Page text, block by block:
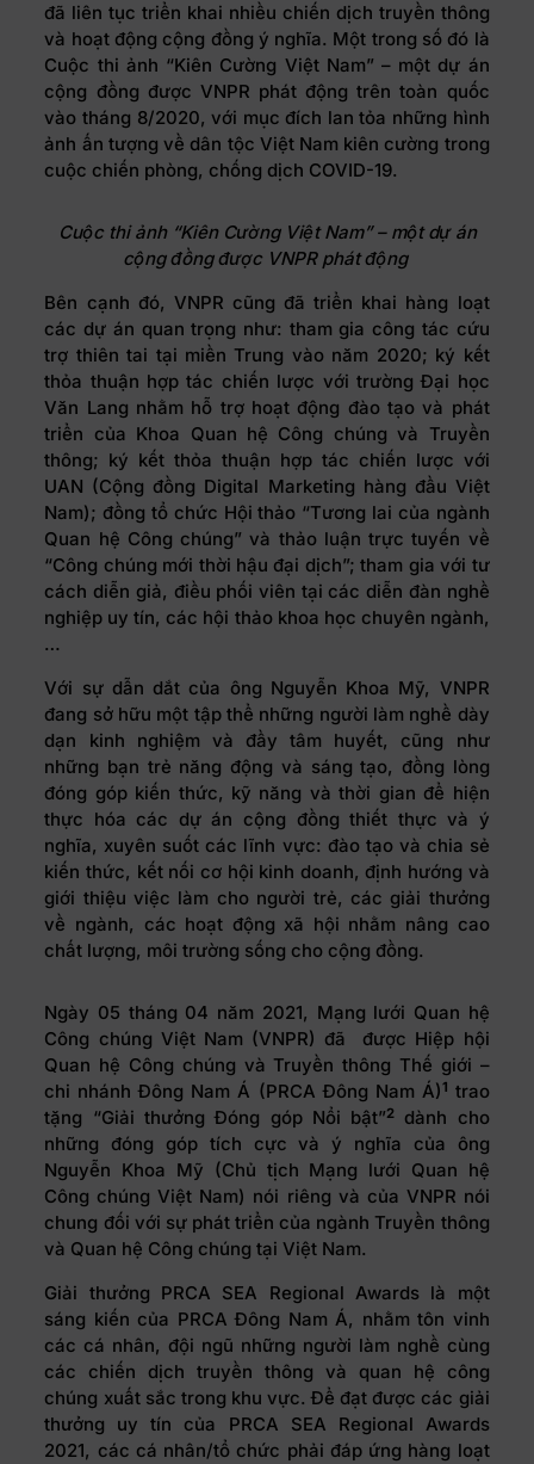
đã liên tục triển khai nhiều chiến dịch truyền thông
và hoạt động cộng đồng ý nghĩa. Một trong số đó là
Cuộc thi ảnh “Kiên Cường Việt Nam” – một dự án
cộng đồng được VNPR phát động trên toàn quốc
vào tháng 8/2020, với mục đích lan tỏa những hình
ảnh ấn tượng về dân tộc Việt Nam kiên cường trong
cuộc chiến phòng, chống dịch COVID-19.
Cuộc thi ảnh “Kiên Cường Việt Nam” – một dự án
cộng đồng được VNPR phát động
Bên cạnh đó, VNPR cũng đã triển khai hàng loạt
các dự án quan trọng như: tham gia công tác cứu
trợ thiên tai tại miền Trung vào năm 2020; ký kết
thỏa thuận hợp tác chiến lược với trường Đại học
Văn Lang nhằm hỗ trợ hoạt động đào tạo và phát
triển của Khoa Quan hệ Công chúng và Truyền
thông; ký kết thỏa thuận hợp tác chiến lược với
UAN (Cộng đồng Digital Marketing hàng đầu Việt
Nam); đồng tổ chức Hội thảo “Tương lai của ngành
Quan hệ Công chúng” và thảo luận trực tuyến về
“Công chúng mới thời hậu đại dịch”; tham gia với tư
cách diễn giả, điều phối viên tại các diễn đàn nghề
nghiệp uy tín, các hội thảo khoa học chuyên ngành,
…
Với sự dẫn dắt của ông Nguyễn Khoa Mỹ, VNPR
đang sở hữu một tập thể những người làm nghề dày
dạn kinh nghiệm và đầy tâm huyết, cũng như
những bạn trẻ năng động và sáng tạo, đồng lòng
đóng góp kiến thức, kỹ năng và thời gian để hiện
thực hóa các dự án cộng đồng thiết thực và ý
nghĩa, xuyên suốt các lĩnh vực: đào tạo và chia sẻ
kiến thức, kết nối cơ hội kinh doanh, định hướng và
giới thiệu việc làm cho người trẻ, các giải thưởng
về ngành, các hoạt động xã hội nhằm nâng cao
chất lượng, môi trường sống cho cộng đồng.
Ngày 05 tháng 04 năm 2021, Mạng lưới Quan hệ
Công chúng Việt Nam (VNPR) đã được Hiệp hội
Quan hệ Công chúng và Truyền thông Thế giới –
chi nhánh Đông Nam Á (PRCA Đông Nam Á)1 trao
tặng “Giải thưởng Đóng góp Nổi bật”2
dành cho
những đóng góp tích cực và ý nghĩa của ông
Nguyễn Khoa Mỹ (Chủ tịch Mạng lưới Quan hệ
Công chúng Việt Nam) nói riêng và của VNPR nói
chung đối với sự phát triển của ngành Truyền thông
và Quan hệ Công chúng tại Việt Nam.
Giải thưởng PRCA SEA Regional Awards là một
sáng kiến của PRCA Đông Nam Á, nhằm tôn vinh
các cá nhân, đội ngũ những người làm nghề cùng
các chiến dịch truyền thông và quan hệ công
chúng xuất sắc trong khu vực. Để đạt được các giải
thưởng uy tín của PRCA SEA Regional Awards
2021, các cá nhân/tổ chức phải đáp ứng hàng loạt